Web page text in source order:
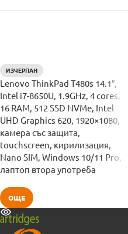
ИЗЧЕРПАН
Lenovo ThinkPad T480s 14.1″,
Intel i7-8650U, 1.9GHz, 4 cores,
16 RAM, 512 SSD NVMe, Intel
UHD Graphics 620, 1920×1080,
камера със защита,
touchscreen, кирилизация,
Nano SIM, Windows 10/11 Pro,
лаптоп втора употреба
ОЩЕ